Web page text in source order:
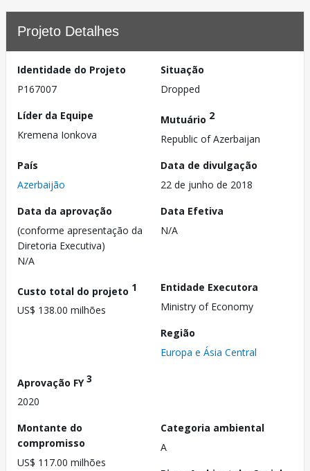
Projeto Detalhes
Identidade do Projeto
P167007
Situação
Dropped
Líder da Equipe
Kremena Ionkova
Mutuário 2
Republic of Azerbaijan
País
Azerbaijão
Data de divulgação
22 de junho de 2018
Data da aprovação
(conforme apresentação da
Diretoria Executiva)
N/A
Data Efetiva
N/A
Custo total do projeto 1
US$ 138.00 milhões
Entidade Executora
Ministry of Economy
Região
Europa e Ásia Central
Aprovação FY3
2020
Montante do
compromisso
US$ 117.00 milhões
Categoria ambiental
A